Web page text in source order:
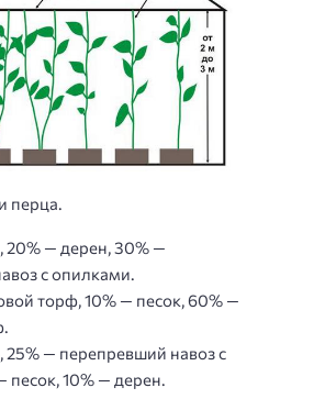
перца.
20% — дерен, 30% —
с опилками.
торф, 10% — песок, 60% —
— перепревший навоз с
песок, 10% — дерен.